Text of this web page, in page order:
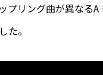
プリング曲が異なるA
た。